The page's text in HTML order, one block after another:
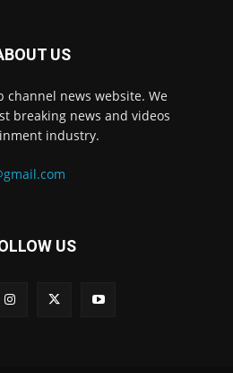
US
channel news website. We
breaking news and videos
industry.
US